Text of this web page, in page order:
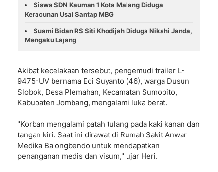
Siswa SDN Kauman 1 Kota Malang Diduga
Keracunan Usai Santap MBG
Suami Bidan RS Siti Khodijah Diduga Nikahi Janda,
Mengaku Lajang
Akibat kecelakaan tersebut, pengemudi trailer L-
9475-UV bernama Edi Suyanto (46), warga Dusun
Slobok, Desa Plemahan, Kecamatan Sumobito,
Kabupaten Jombang, mengalami luka berat.
"Korban mengalami patah tulang pada kaki kanan dan
tangan kiri. Saat ini dirawat di Rumah Sakit Anwar
Medika Balongbendo untuk mendapatkan
penanganan medis dan visum," ujar Heri.